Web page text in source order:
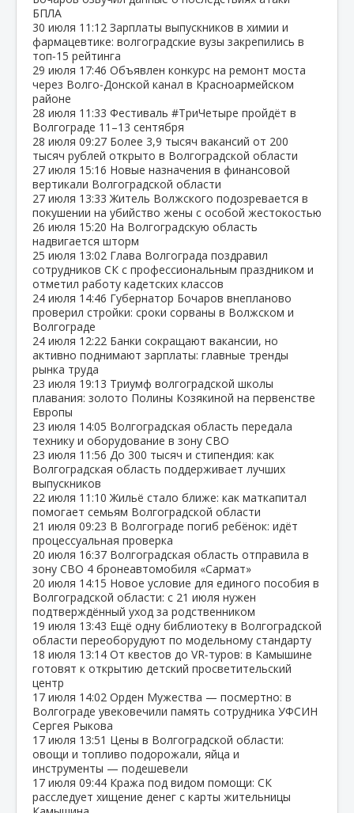
БПЛА
30 июля 11:12 Зарплаты выпускников в химии и
фармацевтике: волгоградские вузы закрепились в
топ‑15 рейтинга
29 июля 17:46 Объявлен конкурс на ремонт моста
через Волго‑Донской канал в Красноармейском
районе
28 июля 11:33 Фестиваль #ТриЧетыре пройдёт в
Волгограде 11–13 сентября
28 июля 09:27 Более 3,9 тысяч вакансий от 200
тысяч рублей открыто в Волгоградской области
27 июля 15:16 Новые назначения в финансовой
вертикали Волгоградской области
27 июля 13:33 Житель Волжского подозревается в
покушении на убийство жены с особой жестокостью
26 июля 15:20 На Волгоградскую область
надвигается шторм
25 июля 13:02 Глава Волгограда поздравил
сотрудников СК с профессиональным праздником и
отметил работу кадетских классов
24 июля 14:46 Губернатор Бочаров внепланово
проверил стройки: сроки сорваны в Волжском и
Волгограде
24 июля 12:22 Банки сокращают вакансии, но
активно поднимают зарплаты: главные тренды
рынка труда
23 июля 19:13 Триумф волгоградской школы
плавания: золото Полины Козякиной на первенстве
Европы
23 июля 14:05 Волгоградская область передала
технику и оборудование в зону СВО
23 июля 11:56 До 300 тысяч и стипендия: как
Волгоградская область поддерживает лучших
выпускников
22 июля 11:10 Жильё стало ближе: как маткапитал
помогает семьям Волгоградской области
21 июля 09:23 В Волгограде погиб ребёнок: идёт
процессуальная проверка
20 июля 16:37 Волгоградская область отправила в
зону СВО 4 бронеавтомобиля «Сармат»
20 июля 14:15 Новое условие для единого пособия в
Волгоградской области: с 21 июля нужен
подтверждённый уход за родственником
19 июля 13:43 Ещё одну библиотеку в Волгоградской
области переоборудуют по модельному стандарту
18 июля 13:14 От квестов до VR‑туров: в Камышине
готовят к открытию детский просветительский
центр
17 июля 14:02 Орден Мужества — посмертно: в
Волгограде увековечили память сотрудника УФСИН
Сергея Рыкова
17 июля 13:51 Цены в Волгоградской области:
овощи и топливо подорожали, яйца и
инструменты — подешевели
17 июля 09:44 Кража под видом помощи: СК
расследует хищение денег с карты жительницы